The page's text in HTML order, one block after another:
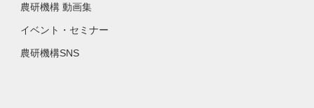
農研機構 動画集
イベント・セミナー
農研機構SNS